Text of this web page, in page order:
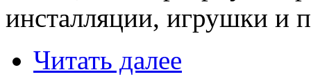
инсталляции, игрушки и
Читать далее